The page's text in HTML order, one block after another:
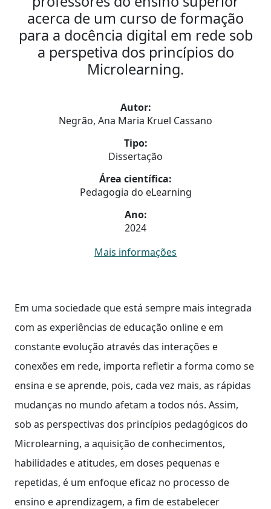
acerca de um curso de formação
para a docência digital em rede sob
a perspetiva dos princípios do
Microlearning.
Autor:
Negrão, Ana Maria Kruel Cassano
Tipo:
Dissertação
Área científica:
Pedagogia do eLearning
Ano:
2024
Mais informações
Em uma sociedade que está sempre mais integrada
com as experiências de educação online e em
constante evolução através das interações e
conexões em rede, importa refletir a forma como se
ensina e se aprende, pois, cada vez mais, as rápidas
mudanças no mundo afetam a todos nós. Assim,
sob as perspectivas dos princípios pedagógicos do
Microlearning, a aquisição de conhecimentos,
habilidades e atitudes, em doses pequenas e
repetidas, é um enfoque eficaz no processo de
ensino e aprendizagem, a fim de estabelecer